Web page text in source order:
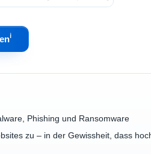
ℹ︎
Phishing und Ransomware
zu – in der Gewissheit, dass